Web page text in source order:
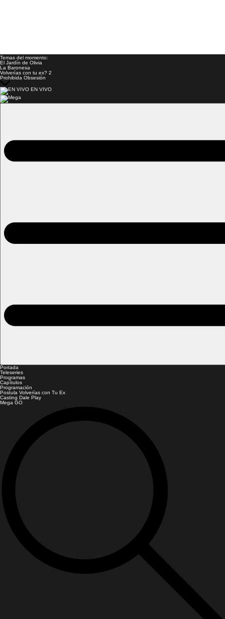
Temas del momento:
El Jardín de Olivia
La Baronesa
Volverías con tu ex? 2
Prohibida Obsesión
EN VIVO
Portada
Teleseries
Programas
Capítulos
Programación
Postula Volverías con Tu Ex
Casting Dale Play
Mega GO